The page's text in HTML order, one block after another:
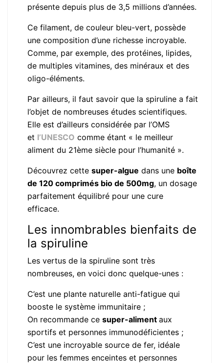
présente depuis plus de 3,5 millions d’années.
Ce filament, de couleur bleu-vert, possède
une composition d’une richesse incroyable.
Comme, par exemple, des protéines, lipides,
de multiples vitamines, des minéraux et des
oligo-éléments.
Par ailleurs, il faut savoir que la spiruline a fait
l’objet de nombreuses études scientifiques.
Elle est d’ailleurs considérée par l’OMS
et l’UNESCO comme étant « le meilleur
aliment du 21ème siècle pour l’humanité ».
Découvrez cette super-algue dans une boîte
de 120 comprimés bio de 500mg, un dosage
parfaitement équilibré pour une cure
efficace.
Les innombrables bienfaits de
la spiruline
Les vertus de la spiruline sont très
nombreuses, en voici donc quelque-unes :
C’est une plante naturelle anti-fatigue qui
booste le système immunitaire ;
On recommande ce super-aliment aux
sportifs et personnes immunodéficientes ;
C’est une incroyable source de fer, idéale
pour les femmes enceintes et personnes